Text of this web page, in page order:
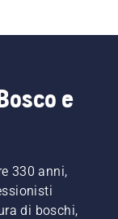
e
330 anni,
di boschi,